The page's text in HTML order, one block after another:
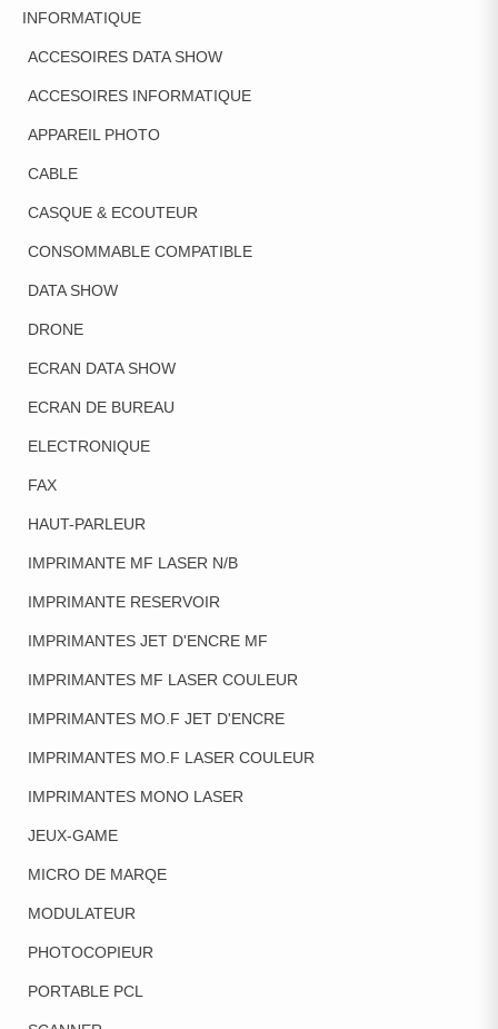
INFORMATIQUE
ACCESOIRES DATA SHOW
ACCESOIRES INFORMATIQUE
APPAREIL PHOTO
CABLE
CASQUE & ECOUTEUR
CONSOMMABLE COMPATIBLE
DATA SHOW
DRONE
ECRAN DATA SHOW
ECRAN DE BUREAU
ELECTRONIQUE
FAX
HAUT-PARLEUR
IMPRIMANTE MF LASER N/B
IMPRIMANTE RESERVOIR
IMPRIMANTES JET D'ENCRE MF
IMPRIMANTES MF LASER COULEUR
IMPRIMANTES MO.F JET D'ENCRE
IMPRIMANTES MO.F LASER COULEUR
IMPRIMANTES MONO LASER
JEUX-GAME
MICRO DE MARQE
MODULATEUR
PHOTOCOPIEUR
PORTABLE PCL